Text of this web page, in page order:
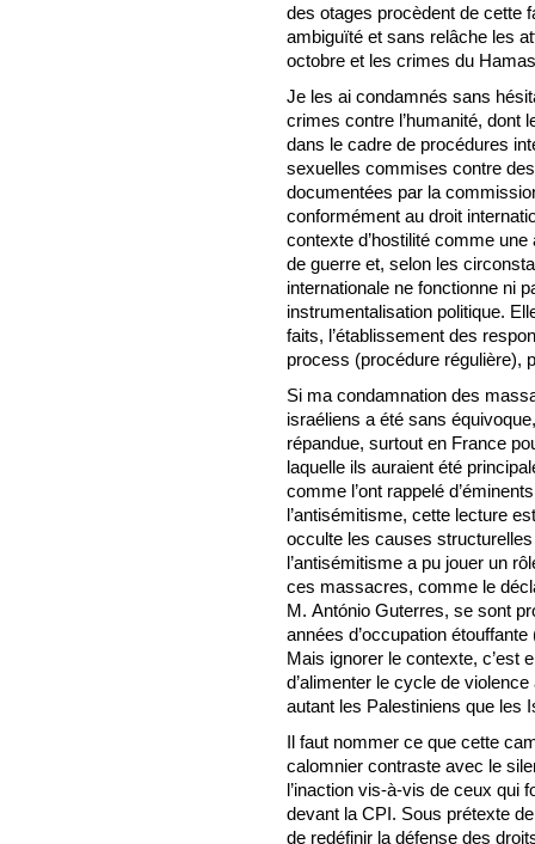
des otages procèdent de cette
ambiguïté et sans relâche les
octobre et les crimes du
Je les ai condamnés sans
crimes contre l’humanité, dont
dans le cadre de procédures
sexuelles commises contre
documentées par la
conformément au droit
contexte d’hostilité comme
de guerre et, selon les
internationale ne fonctionne ni
instrumentalisation politique.
faits, l’établissement des
process (procédure régulière),
Si ma condamnation des
israéliens a été sans
répandue, surtout en France
laquelle ils auraient été
comme l’ont rappelé
l’antisémitisme, cette lecture
occulte les causes
l’antisémitisme a pu jouer un
ces massacres, comme le
M. António Guterres, se sont
années d’occupation
Mais ignorer le contexte, c’est
d’alimenter le cycle de
autant les Palestiniens que les
Il faut nommer ce que cette
calomnier contraste avec le
l’inaction vis-à-vis de ceux qui
devant la CPI. Sous prétexte
de redéfinir la défense des